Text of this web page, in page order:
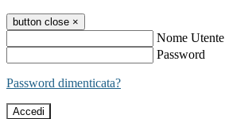
button close ×
Nome Utente
Password
Password dimenticata?